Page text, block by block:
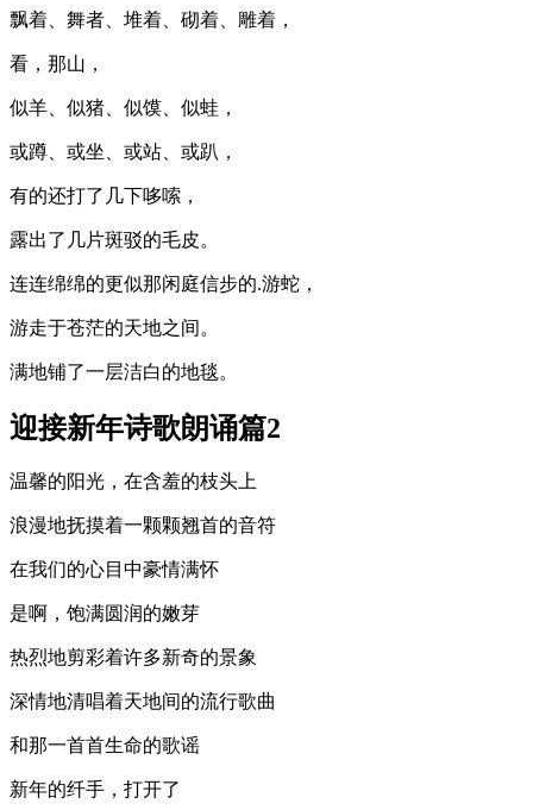
飘着、舞者、堆着、砌着、雕着，
看，那山，
似羊、似猪、似馍、似蛙，
或蹲、或坐、或站、或趴，
有的还打了几下哆嗦，
露出了几片斑驳的毛皮。
连连绵绵的更似那闲庭信步的.游蛇，
游走于苍茫的天地之间。
满地铺了一层洁白的地毯。
迎接新年诗歌朗诵篇2
温馨的阳光，在含羞的枝头上
浪漫地抚摸着一颗颗翘首的音符
在我们的心目中豪情满怀
是啊，饱满圆润的嫩芽
热烈地剪彩着许多新奇的景象
深情地清唱着天地间的流行歌曲
和那一首首生命的歌谣
新年的纤手，打开了